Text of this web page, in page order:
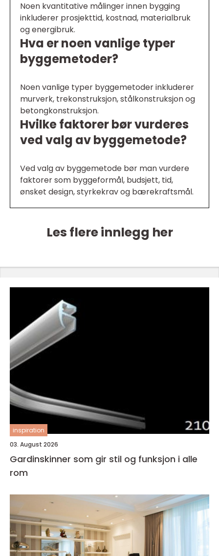
Noen kvantitative målinger innen bygging
inkluderer prosjekttid, kostnad, materialbruk
og energibruk.
Hva er noen vanlige typer
byggemetoder?
Noen vanlige typer byggemetoder inkluderer
murverk, trekonstruksjon, stålkonstruksjon og
betongkonstruksjon.
Hvilke faktorer bør vurderes
ved valg av byggemetode?
Ved valg av byggemetode bør man vurdere
faktorer som byggeformål, budsjett, tid,
ønsket design, styrkekrav og bærekraftsmål.
Les flere innlegg her
inspiration
03. August 2026
Gardinskinner som gir stil og funksjon i alle
rom